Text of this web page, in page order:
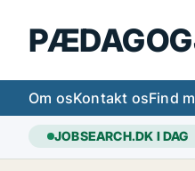
Om osKontakt osFind
JOBSEARCH.DK I DAG